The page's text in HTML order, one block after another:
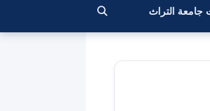
جامعة التراث